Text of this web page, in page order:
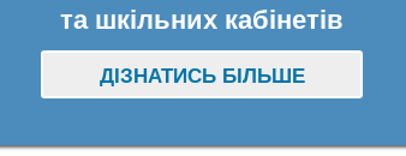
та шкільних кабінетів
ДІЗНАТИСЬ БІЛЬШЕ